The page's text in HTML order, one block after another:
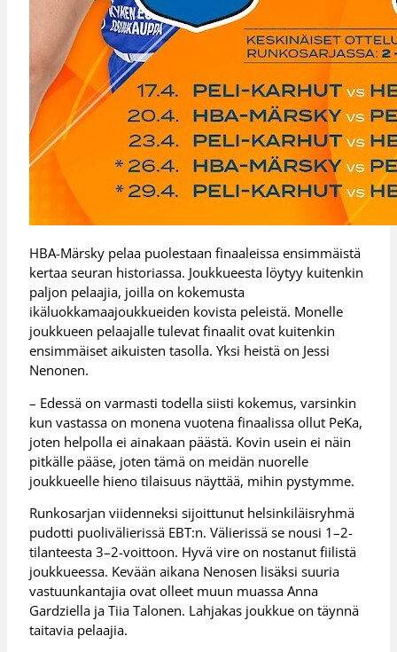
HBA-Märsky pelaa puolestaan finaaleissa ensimmäistä
kertaa seuran historiassa. Joukkueesta löytyy kuitenkin
paljon pelaajia, joilla on kokemusta
ikäluokkamaajoukkueiden kovista peleistä. Monelle
joukkueen pelaajalle tulevat finaalit ovat kuitenkin
ensimmäiset aikuisten tasolla. Yksi heistä on Jessi
Nenonen.
– Edessä on varmasti todella siisti kokemus, varsinkin
kun vastassa on monena vuotena finaalissa ollut PeKa,
joten helpolla ei ainakaan päästä. Kovin usein ei näin
pitkälle pääse, joten tämä on meidän nuorelle
joukkueelle hieno tilaisuus näyttää, mihin pystymme.
Runkosarjan viidenneksi sijoittunut helsinkiläisryhmä
pudotti puolivälierissä EBT:n. Välierissä se nousi 1–2-
tilanteesta 3–2-voittoon. Hyvä vire on nostanut fiilistä
joukkueessa. Kevään aikana Nenosen lisäksi suuria
vastuunkantajia ovat olleet muun muassa Anna
Gardziella ja Tiia Talonen. Lahjakas joukkue on täynnä
taitavia pelaajia.